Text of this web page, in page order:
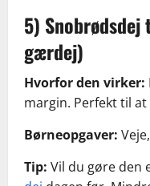
5)
gærdej)
Hvorfor den virker:
margin. Perfekt til
Børneopgaver:
Tip: Vil du gøre den